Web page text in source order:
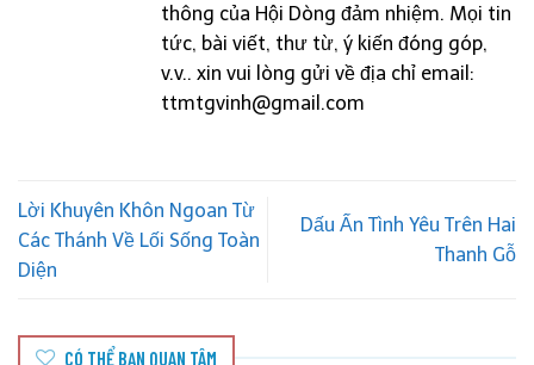
thông của Hội Dòng đảm nhiệm. Mọi tin
tức, bài viết, thư từ, ý kiến đóng góp,
v.v.. xin vui lòng gửi về địa chỉ email:
ttmtgvinh@gmail.com
Lời Khuyên Khôn Ngoan Từ
Các Thánh Về Lối Sống Toàn
Diện
Dấu Ấn Tình Yêu Trên Hai
Thanh Gỗ
CÓ THỂ BẠN QUAN TÂM